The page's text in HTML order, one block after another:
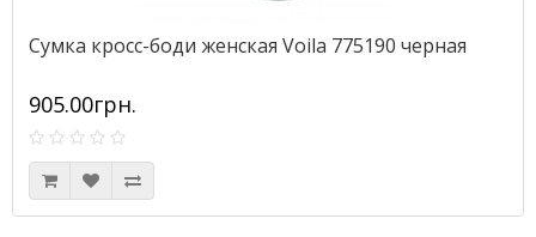
Сумка кросс-боди женская Voila 775190 черная
905.00грн.